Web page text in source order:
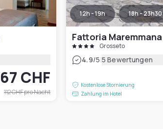
67 CHF
112 CHFpro Nacht
12h - 19h 18h - 23h30
Fattoria Maremmana
Grosseto
4.9/5|5 Bewertungen
Kostenlose Stornierung
Zahlung im Hotel